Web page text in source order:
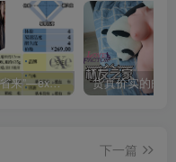
“我从河北省来”—exe河北彩花（中高刺激）评测 | ¥200-400区间 – 4星推荐
下一篇